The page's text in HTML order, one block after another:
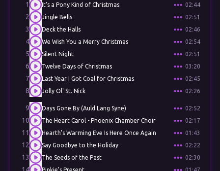
1 It's a Pony Kind of Christmas 02:44
2 Jingle Bells 02:51
3 Deck the Halls 02:46
4 We Wish You a Merry Christmas 02:54
5 Silent Night 02:51
6 Twelve Days of Christmas 03:20
7 Last Year I Got Coal for Christmas 02:45
8 Jolly Ol' St. Nick 02:26
9 Days Gone By (Auld Lang Syne) 02:52
10 The Heart Carol - Phoenix Chamber Choir 02:17
11 Hearth's Warming Eve Is Here Once Again 01:43
12 Say Goodbye to the Holiday 02:22
13 The Seeds of the Past 02:30
Pinkie's Present 01:47